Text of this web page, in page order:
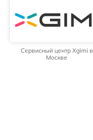
Сервисный центр Xgimi в
Москве